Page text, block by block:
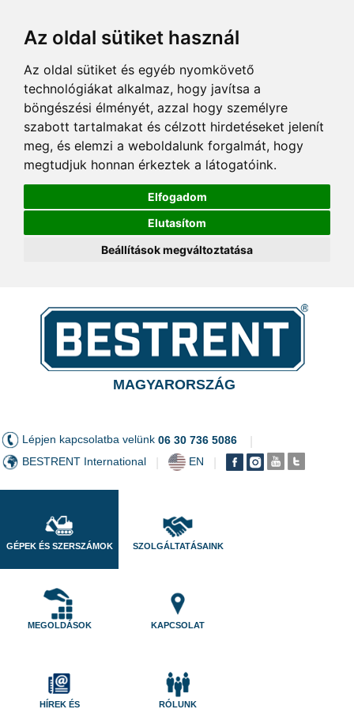
Az oldal sütiket használ
Az oldal sütiket és egyéb nyomkövető
technológiákat alkalmaz, hogy javítsa a
böngészési élményét, azzal hogy személyre
szabott tartalmakat és célzott hirdetéseket jelenít
meg, és elemzi a weboldalunk forgalmát, hogy
megtudjuk honnan érkeztek a látogatóink.
Elfogadom
Elutasítom
Beállítások megváltoztatása
MAGYARORSZÁG
Lépjen kapcsolatba velünk 06 30 736 5086
BESTRENT International EN
GÉPEK ÉS SZERSZÁMOK SZOLGÁLTATÁSAINK
MEGOLDÁSOK KAPCSOLAT
HÍREK ÉS
RÓLUNK